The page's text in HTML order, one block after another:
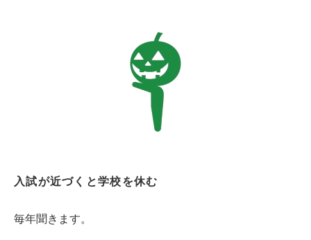
入試が近づくと学校を休む
毎年聞きます。